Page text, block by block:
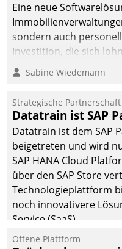
Eine neue
sondern auch
Investition, die sich
nachhaltige
dieses Ziel erreicht
Sabine Wiedemann
Strategische Partnerschaft
Datatrain ist SAP
Datatrain ist dem SAP
beigetreten und wird
SAP HANA Cloud
über den SAP Store
Technologieplattform
noch innovativere
Service (SaaS).
Offene Plattform